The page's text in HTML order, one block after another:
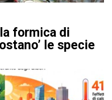
formica di
le specie